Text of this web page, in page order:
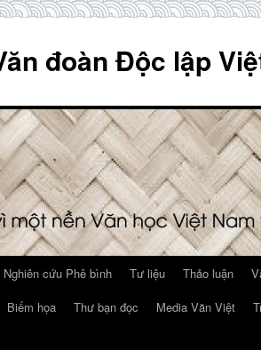
đoàn Độc lập
Nghiên cứu Phê bình Tư liệu Thảo luận
Biếm họa Thư bạn đọc Media Văn Việt